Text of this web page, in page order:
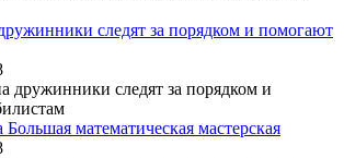
следят за порядком и помогают
математическая мастерская